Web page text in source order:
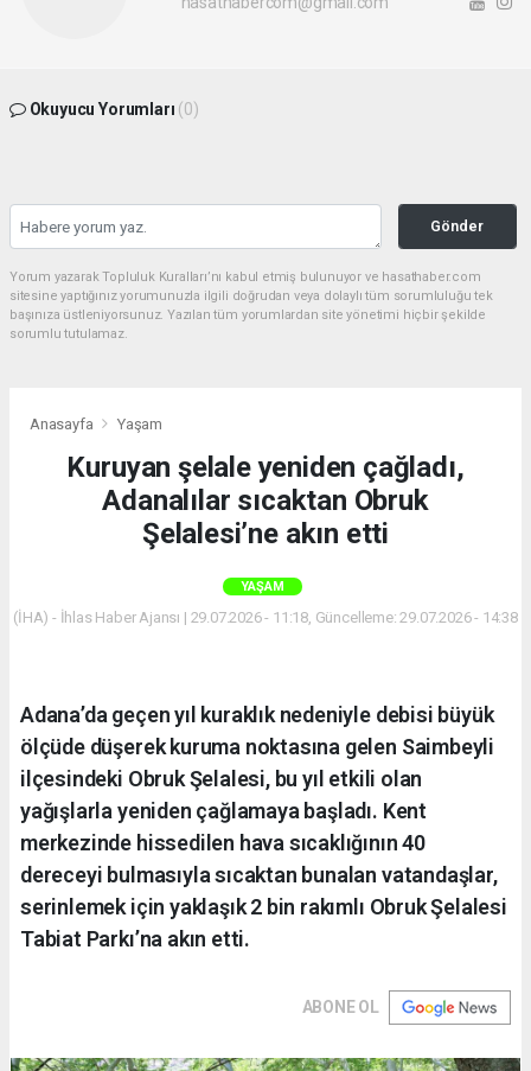
Okuyucu Yorumları (0)
Gönder
Yorum yazarak Topluluk Kuralları’nı kabul etmiş bulunuyor ve hasathaber.com
sitesine yaptığınız yorumunuzla ilgili doğrudan veya dolaylı tüm sorumluluğu tek
başınıza üstleniyorsunuz. Yazılan tüm yorumlardan site yönetimi hiçbir şekilde
sorumlu tutulamaz.
Anasayfa Yaşam
Kuruyan şelale yeniden çağladı,
Adanalılar sıcaktan Obruk
Şelalesi’ne akın etti
YAŞAM
(İHA) - İhlas Haber Ajansı | 29.07.2026 - 11:18, Güncelleme: 29.07.2026 - 14:38
Adana’da geçen yıl kuraklık nedeniyle debisi büyük
ölçüde düşerek kuruma noktasına gelen Saimbeyli
ilçesindeki Obruk Şelalesi, bu yıl etkili olan
yağışlarla yeniden çağlamaya başladı. Kent
merkezinde hissedilen hava sıcaklığının 40
dereceyi bulmasıyla sıcaktan bunalan vatandaşlar,
serinlemek için yaklaşık 2 bin rakımlı Obruk Şelalesi
Tabiat Parkı’na akın etti.
ABONE OL